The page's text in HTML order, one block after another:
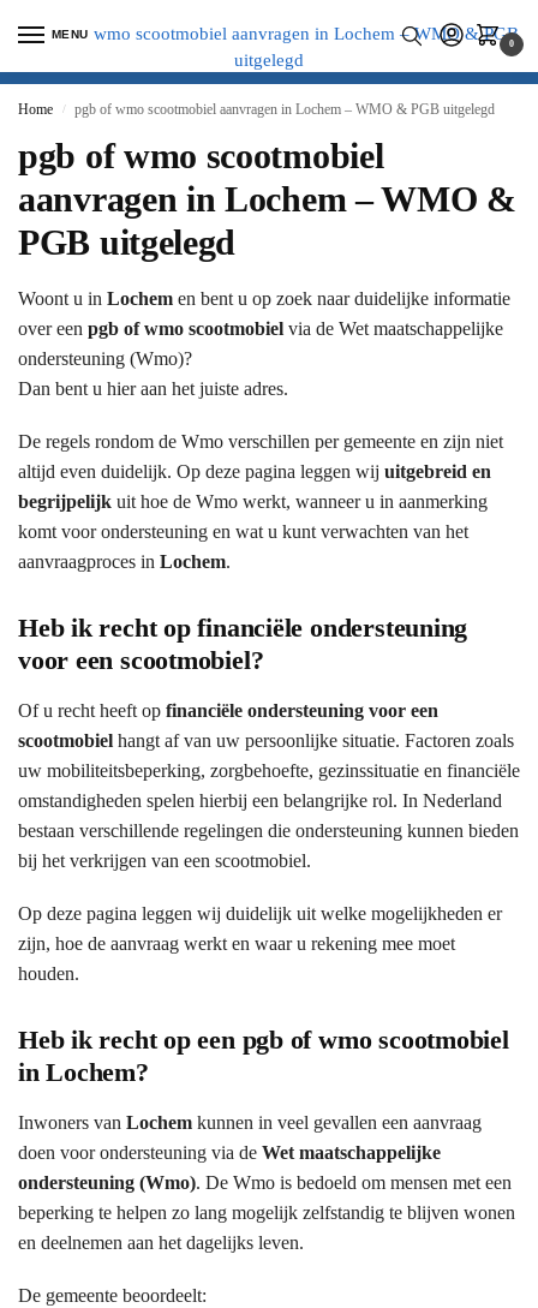
MENU
0
Home / pgb of wmo scootmobiel aanvragen in Lochem – WMO & PGB uitgelegd
pgb of wmo scootmobiel
aanvragen in Lochem – WMO &
PGB uitgelegd
Woont u in Lochem en bent u op zoek naar duidelijke informatie
over een pgb of wmo scootmobiel via de Wet maatschappelijke
ondersteuning (Wmo)?
Dan bent u hier aan het juiste adres.
De regels rondom de Wmo verschillen per gemeente en zijn niet
altijd even duidelijk. Op deze pagina leggen wij uitgebreid en
begrijpelijk uit hoe de Wmo werkt, wanneer u in aanmerking
komt voor ondersteuning en wat u kunt verwachten van het
aanvraagproces in Lochem.
Heb ik recht op financiële ondersteuning
voor een scootmobiel?
Of u recht heeft op financiële ondersteuning voor een
scootmobiel hangt af van uw persoonlijke situatie. Factoren zoals
uw mobiliteitsbeperking, zorgbehoefte, gezinssituatie en financiële
omstandigheden spelen hierbij een belangrijke rol. In Nederland
bestaan verschillende regelingen die ondersteuning kunnen bieden
bij het verkrijgen van een scootmobiel.
Op deze pagina leggen wij duidelijk uit welke mogelijkheden er
zijn, hoe de aanvraag werkt en waar u rekening mee moet
houden.
Heb ik recht op een pgb of wmo scootmobiel
in Lochem?
Inwoners van Lochem kunnen in veel gevallen een aanvraag
doen voor ondersteuning via de Wet maatschappelijke
ondersteuning (Wmo). De Wmo is bedoeld om mensen met een
beperking te helpen zo lang mogelijk zelfstandig te blijven wonen
en deelnemen aan het dagelijks leven.
De gemeente beoordeelt: